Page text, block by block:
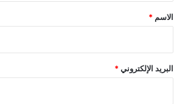
*
الاسم *
البريد الإلكتروني*